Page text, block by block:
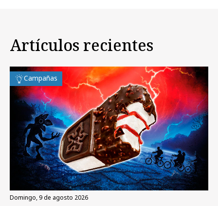
Artículos recientes
Campañas
domingo, 9 de agosto 2026